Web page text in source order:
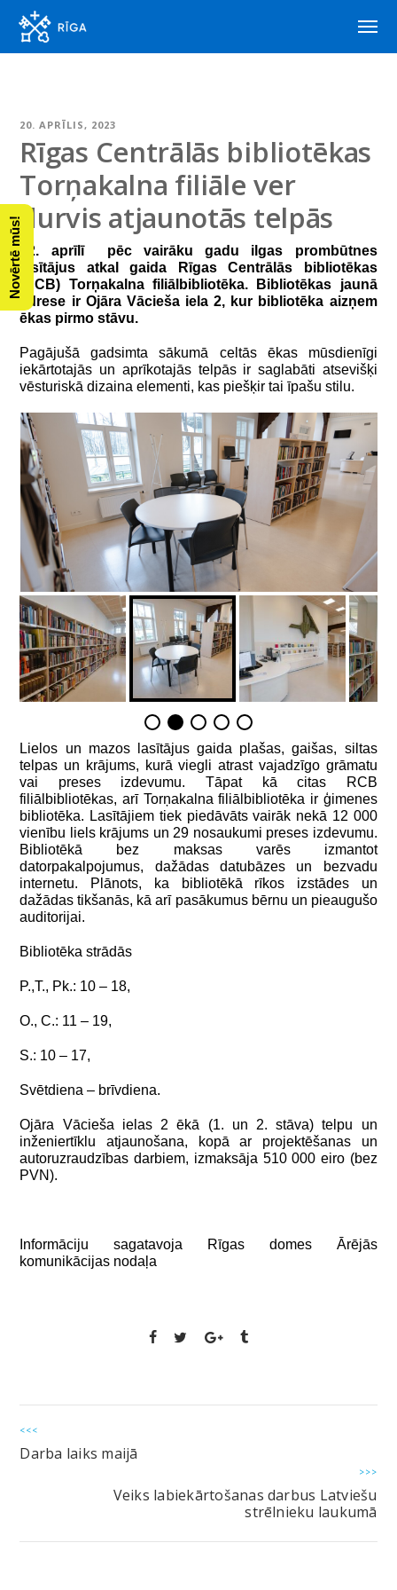
20. APRĪLIS, 2023
Rīgas Centrālās bibliotēkas
Torņakalna filiāle ver
durvis atjaunotās telpās
22. aprīlī pēc vairāku gadu ilgas prombūtnes
lasītājus atkal gaida Rīgas Centrālās bibliotēkas
(RCB) Torņakalna filiālbibliotēka. Bibliotēkas jaunā
adrese ir Ojāra Vācieša iela 2, kur bibliotēka aizņem
ēkas pirmo stāvu.
Pagājušā gadsimta sākumā celtās ēkas mūsdienīgi
iekārtotajās un aprīkotajās telpās ir saglabāti atsevišķi
vēsturiskā dizaina elementi, kas piešķir tai īpašu stilu.
Lielos un mazos lasītājus gaida plašas, gaišas, siltas
telpas un krājums, kurā viegli atrast vajadzīgo grāmatu
vai preses izdevumu. Tāpat kā citas RCB
filiālbibliotēkas, arī Torņakalna filiālbibliotēka ir ģimenes
bibliotēka. Lasītājiem tiek piedāvāts vairāk nekā 12 000
vienību liels krājums un 29 nosaukumi preses izdevumu.
Bibliotēkā bez maksas varēs izmantot
datorpakalpojumus, dažādas datubāzes un bezvadu
internetu. Plānots, ka
bibliotēkā rīkos izstādes un
dažādas tikšanās, kā arī pasākumus bērnu un pieaugušo
auditorijai.
Bibliotēka strādās
P.,T., Pk.: 10 – 18,
O., C.: 11 – 19,
S.: 10 – 17,
Svētdiena – brīvdiena.
Ojāra Vācieša ielas 2 ēkā (1. un 2. stāva) telpu un
inženiertīklu atjaunošana, kopā ar projektēšanas un
autoruzraudzības darbiem, izmaksāja 510 000 eiro (bez
PVN).
Informāciju sagatavoja Rīgas domes Ārējās
komunikācijas nodaļa
<<<
Darba laiks maijā
>>>
Veiks labiekārtošanas darbus Latviešu
strēlnieku laukumā
Novērtē mūs!